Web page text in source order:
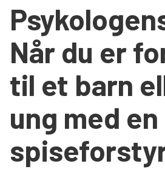
Om os
Vær med
Presse og politik
Støt os
Når du er
til et barn
ung med en